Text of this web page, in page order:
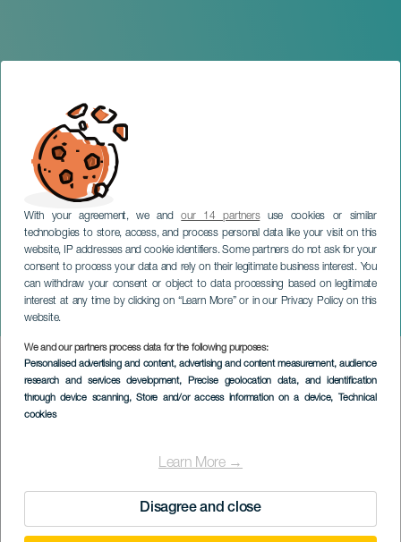
With your agreement, we andour 14 partnersuse cookies or similar
technologies to store, access, and process personal data like your visit on this
website, IP addresses and cookie identifiers. Some partners do not ask for your
consent to process your data and rely on their legitimate business interest. You
can withdraw your consent or object to data processing based on legitimate
interest at any time by clicking on “Learn More” or in our Privacy Policy on this
website.
We and our partners process data for the following purposes:
Personalised advertising and content, advertising and content measurement, audience
research and services development, Precise geolocation data, and identification
through device scanning, Store and/or access information on a device, Technical
cookies
Learn More →
Disagree and close
Sydvästra Teneriffa-
korsningen
TENERIFE
Imagen
Listado